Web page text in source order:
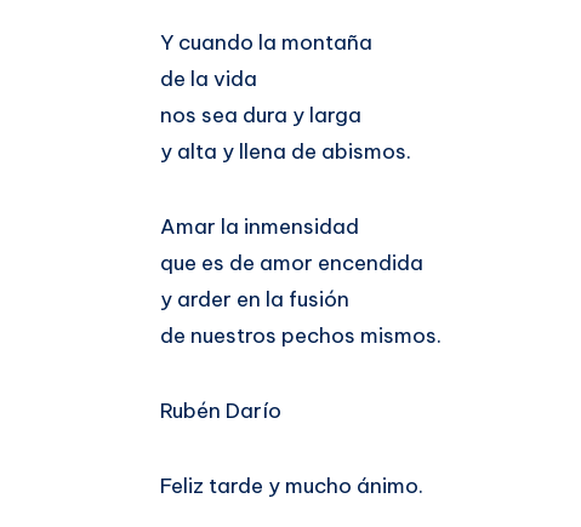
Y cuando la montaña
de la vida
nos sea dura y larga
y alta y llena de abismos.
Amar la inmensidad
que es de amor encendida
y arder en la fusión
de nuestros pechos mismos.
Rubén Darío
Feliz tarde y mucho ánimo.